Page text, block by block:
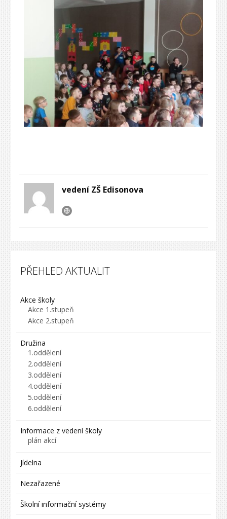
vedení ZŠ Edisonova
PŘEHLED AKTUALIT
Akce školy
Akce 1.stupeň
Akce 2.stupeň
Družina
1.oddělení
2.oddělení
3.oddělení
4.oddělení
5.oddělení
6.oddělení
Informace z vedení školy
plán akcí
Jídelna
Nezařazené
Školní informační systémy